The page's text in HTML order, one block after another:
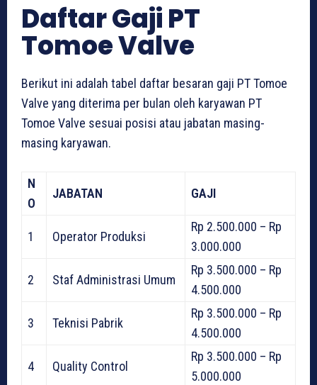
Daftar Gaji PT
Tomoe Valve
Berikut ini adalah tabel daftar besaran gaji PT Tomoe
Valve yang diterima per bulan oleh karyawan PT
Tomoe Valve sesuai posisi atau jabatan masing-
masing karyawan.
N
O
JABATAN GAJI
1 Operator Produksi
Rp 2.500.000 – Rp
3.000.000
2 Staf Administrasi Umum
Rp 3.500.000 – Rp
4.500.000
3 Teknisi Pabrik
Rp 3.500.000 – Rp
4.500.000
4 Quality Control
Rp 3.500.000 – Rp
5.000.000